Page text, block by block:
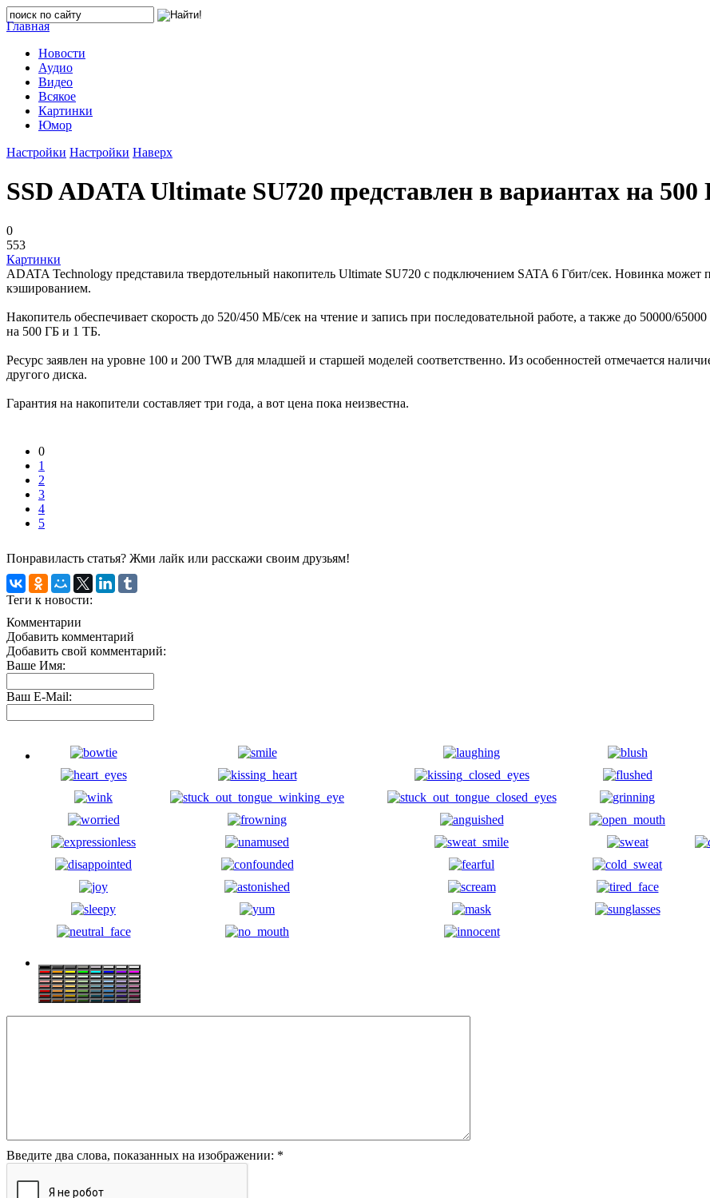
Главная
Новости
Аудио
Видео
Всякое
Картинки
Юмор
Настройки Настройки Наверх
SSD ADATA Ultimate SU720 представлен в вариантах на
0
553
Картинки
ADATA Technology представила твердотельный накопитель Ultimate SU720 с подключением SATA 6 Гбит/сек. Новинка
кэшированием.
Накопитель обеспечивает скорость до 520/450 МБ/сек на чтение и запись при последовательной работе, а также до 50000/
на 500 ГБ и 1 ТБ.
Ресурс заявлен на уровне 100 и 200 TWB для младшей и старшей моделей соответственно. Из особенностей отмечается
другого диска.
Гарантия на накопители составляет три года, а вот цена пока неизвестна.
0
1
2
3
4
5
Понравиласть статья? Жми лайк или расскажи своим друзьям!
Теги к новости:
Комментарии
Добавить комментарий
Добавить свой комментарий:
Ваше Имя:
Ваш E-Mail:
Введите два слова, показанных на изображении: *